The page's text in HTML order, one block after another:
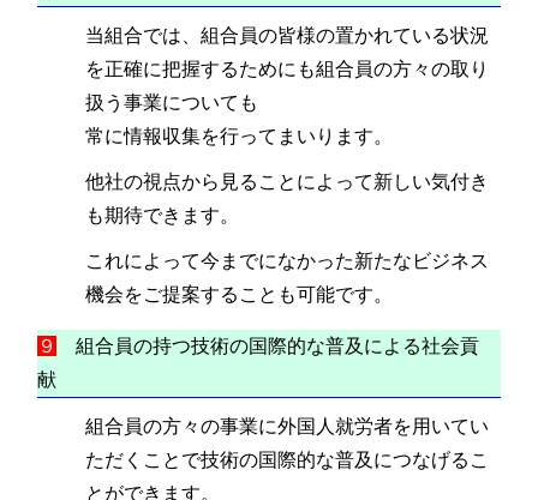
当組合では、組合員の皆様の置かれている状況
を正確に把握するためにも組合員の方々の取り
扱う事業についても
常に情報収集を行ってまいります。
他社の視点から見ることによって新しい気付き
も期待できます。
これによって今までになかった新たなビジネス
機会をご提案することも可能です。
９
組合員の持つ技術の国際的な普及による社会貢
献
組合員の方々の事業に外国人就労者を用いてい
ただくことで技術の国際的な普及につなげるこ
とができます。